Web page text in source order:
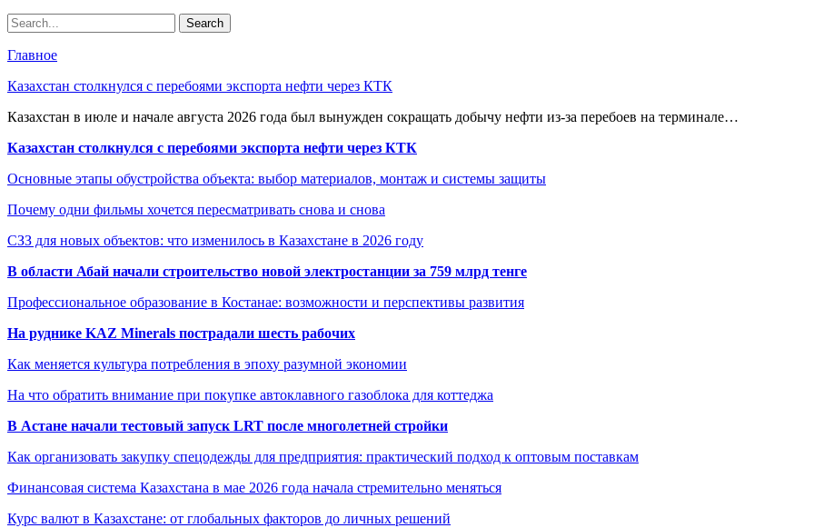
Главное
Казахстан столкнулся с перебоями экспорта нефти через КТК
Казахстан в июле и начале августа 2026 года был вынужден сокращать добычу нефти из-за перебоев на терминале…
Казахстан столкнулся с перебоями экспорта нефти через КТК
Основные этапы обустройства объекта: выбор материалов, монтаж и системы защиты
Почему одни фильмы хочется пересматривать снова и снова
СЗЗ для новых объектов: что изменилось в Казахстане в 2026 году
В области Абай начали строительство новой электростанции за 759 млрд тенге
Профессиональное образование в Костанае: возможности и перспективы развития
На руднике KAZ Minerals пострадали шесть рабочих
Как меняется культура потребления в эпоху разумной экономии
На что обратить внимание при покупке автоклавного газоблока для коттеджа
В Астане начали тестовый запуск LRT после многолетней стройки
Как организовать закупку спецодежды для предприятия: практический подход к оптовым поставкам
Финансовая система Казахстана в мае 2026 года начала стремительно меняться
Курс валют в Казахстане: от глобальных факторов до личных решений